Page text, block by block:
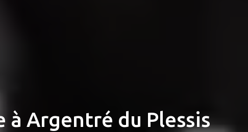
Argentré du Plessis